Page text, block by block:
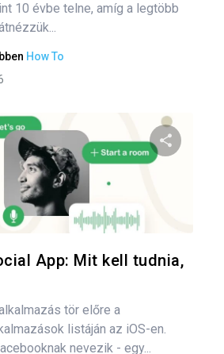
10 évbe telne, amíg a legtöbb
How To
App: Mit kell tudnia,
tör előre a
listáján az iOS-en.
nevezik - egy...